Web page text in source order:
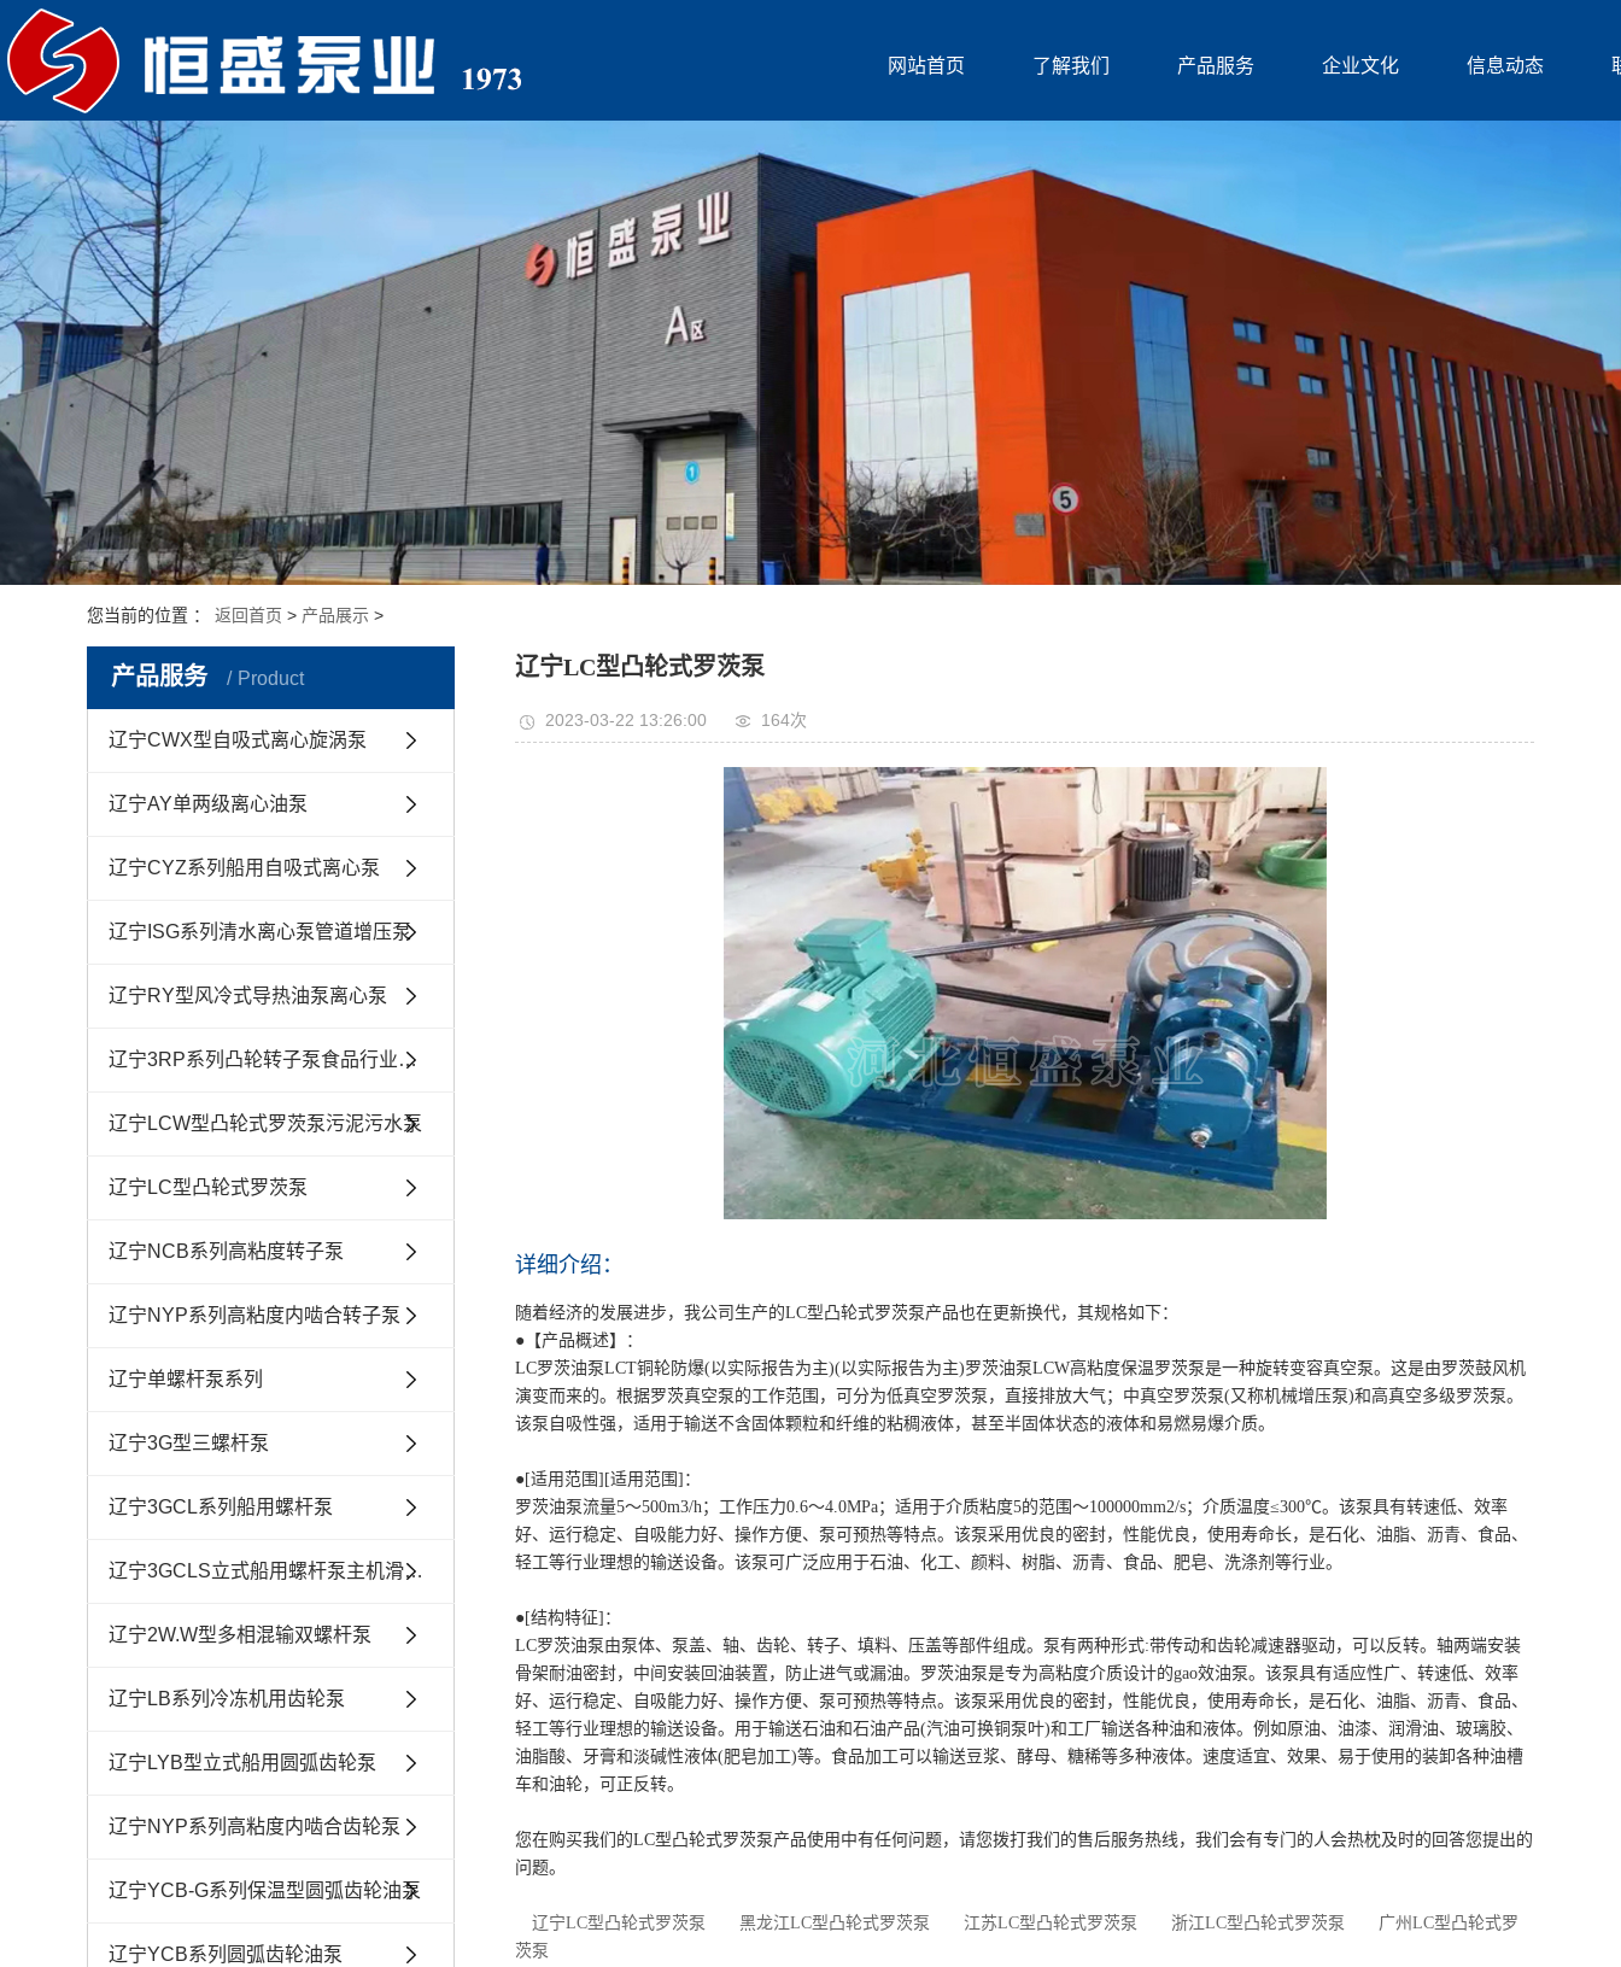
网站首页 了解我们 产品服务 企业文化 信息动态
您当前的位置 ： 返回首页 > 产品展示 >
产品服务 Product
辽宁CWX型自吸式离心旋涡泵
辽宁AY单两级离心油泵
辽宁CYZ系列船用自吸式离心泵
辽宁ISG系列清水离心泵管道增压泵
辽宁RY型风冷式导热油泵离心泵
辽宁3RP系列凸轮转子泵食品行业用泵
辽宁LCW型凸轮式罗茨泵污泥污水泵
辽宁LC型凸轮式罗茨泵
辽宁NCB系列高粘度转子泵
辽宁NYP系列高粘度内啮合转子泵
辽宁单螺杆泵系列
辽宁3G型三螺杆泵
辽宁3GCL系列船用螺杆泵
辽宁3GCLS立式船用螺杆泵主机滑油泵
辽宁2W.W型多相混输双螺杆泵
辽宁LB系列冷冻机用齿轮泵
辽宁LYB型立式船用圆弧齿轮泵
辽宁NYP系列高粘度内啮合齿轮泵
辽宁YCB-G系列保温型圆弧齿轮油泵
辽宁YCB系列圆弧齿轮油泵
辽宁LC型凸轮式罗茨泵
2023-03-22 13:26:00 164次
详细介绍：
随着经济的发展进步，我公司生产的LC型凸轮式罗茨泵产品也在更新换代，其规格如下：
●【产品概述】：
LC罗茨油泵LCT铜轮防爆(以实际报告为主)(以实际报告为主)罗茨油泵LCW高粘度保温罗茨泵是一种旋转变容真空泵。这是由罗茨鼓风机
演变而来的。根据罗茨真空泵的工作范围，可分为低真空罗茨泵，直接排放大气；中真空罗茨泵(又称机械增压泵)和高真空多级罗茨泵。
该泵自吸性强，适用于输送不含固体颗粒和纤维的粘稠液体，甚至半固体状态的液体和易燃易爆介质。
●[适用范围][适用范围]：
罗茨油泵流量5～500m3/h；工作压力0.6～4.0MPa；适用于介质粘度5的范围～100000mm2/s；介质温度≤300℃。该泵具有转速低、效率
好、运行稳定、自吸能力好、操作方便、泵可预热等特点。该泵采用优良的密封，性能优良，使用寿命长，是石化、油脂、沥青、食品、
轻工等行业理想的输送设备。该泵可广泛应用于石油、化工、颜料、树脂、沥青、食品、肥皂、洗涤剂等行业。
●[结构特征]：
LC罗茨油泵由泵体、泵盖、轴、齿轮、转子、填料、压盖等部件组成。泵有两种形式:带传动和齿轮减速器驱动，可以反转。轴两端安装
骨架耐油密封，中间安装回油装置，防止进气或漏油。罗茨油泵是专为高粘度介质设计的gao效油泵。该泵具有适应性广、转速低、效率
好、运行稳定、自吸能力好、操作方便、泵可预热等特点。该泵采用优良的密封，性能优良，使用寿命长，是石化、油脂、沥青、食品、
轻工等行业理想的输送设备。用于输送石油和石油产品(汽油可换铜泵叶)和工厂输送各种油和液体。例如原油、油漆、润滑油、玻璃胶、
油脂酸、牙膏和淡碱性液体(肥皂加工)等。食品加工可以输送豆浆、酵母、糖稀等多种液体。速度适宜、效果、易于使用的装卸各种油槽
车和油轮，可正反转。
您在购买我们的LC型凸轮式罗茨泵产品使用中有任何问题，请您拨打我们的售后服务热线，我们会有专门的人会热枕及时的回答您提出的
问题。
辽宁LC型凸轮式罗茨泵 黑龙江LC型凸轮式罗茨泵 江苏LC型凸轮式罗茨泵 浙江LC型凸轮式罗茨泵
广州LC型凸轮式罗
茨泵